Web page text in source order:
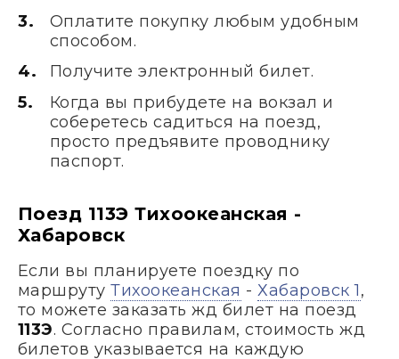
Оплатите покупку любым удобным
способом.
Получите электронный билет.
Когда вы прибудете на вокзал и
соберетесь садиться на поезд,
просто предъявите проводнику
паспорт.
Поезд 113Э Тихоокеанская -
Хабаровск
Если вы планируете поездку по
маршрутуТихоокеанская -Хабаровск 1,
то можете заказать жд билет на поезд
113Э. Согласно правилам, стоимость жд
билетов указывается на каждую